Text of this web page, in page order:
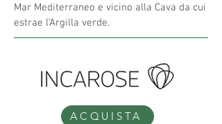
Mar Mediterraneo e vicino alla Cava da cui
estrae l’Argilla verde.
ACQUISTA